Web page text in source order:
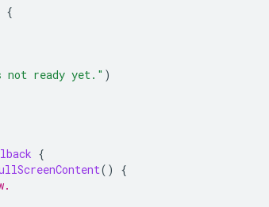
{
not ready yet." )
{
()
{